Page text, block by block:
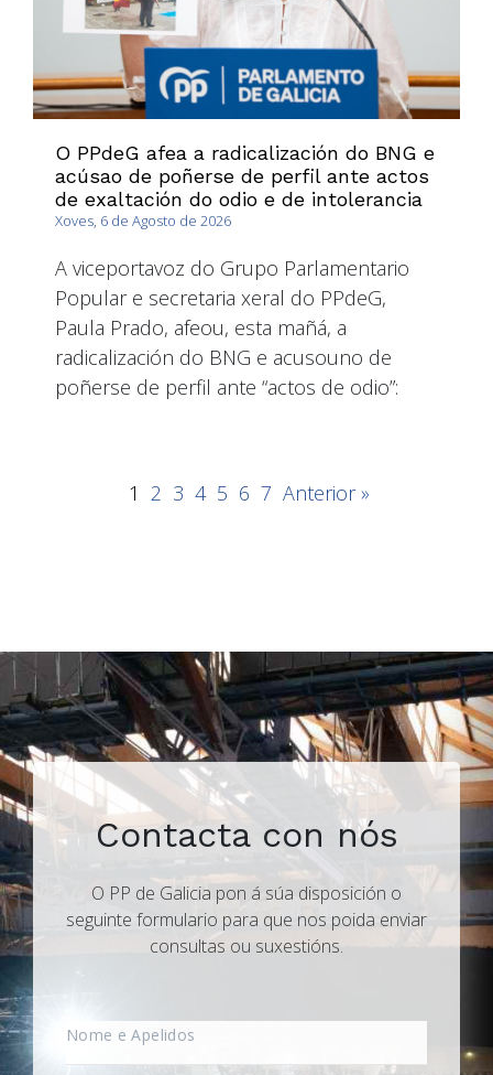
O PPdeG afea a radicalización do BNG e
acúsao de poñerse de perfil ante actos
de exaltación do odio e de intolerancia
Xoves, 6 de Agosto de 2026
A viceportavoz do Grupo Parlamentario
Popular e secretaria xeral do PPdeG,
Paula Prado, afeou, esta mañá, a
radicalización do BNG e acusouno de
poñerse de perfil ante “actos de odio”:
1 2 3 4 5 6 7 Anterior »
Contacta con nós
O PP de Galicia pon á súa disposición o
seguinte formulario para que nos poida enviar
consultas ou suxestións.